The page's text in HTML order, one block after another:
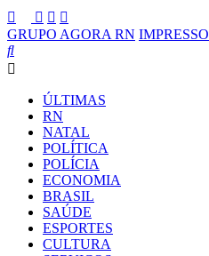
GRUPO AGORA RN IMPRESSO
ÚLTIMAS
RN
NATAL
POLÍTICA
POLÍCIA
ECONOMIA
BRASIL
SAÚDE
ESPORTES
CULTURA